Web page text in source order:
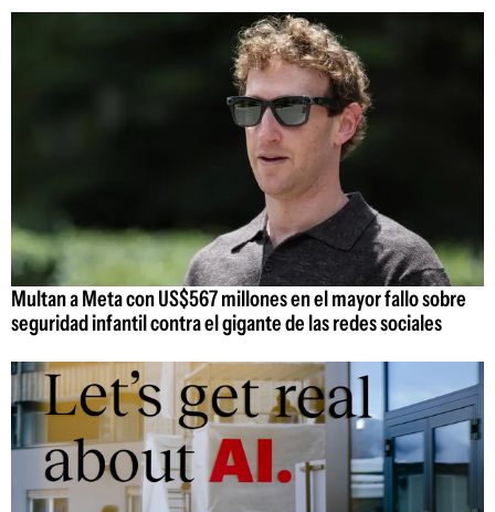
Multan a Meta con US$567 millones en el mayor fallo sobre
seguridad infantil contra el gigante de las redes sociales